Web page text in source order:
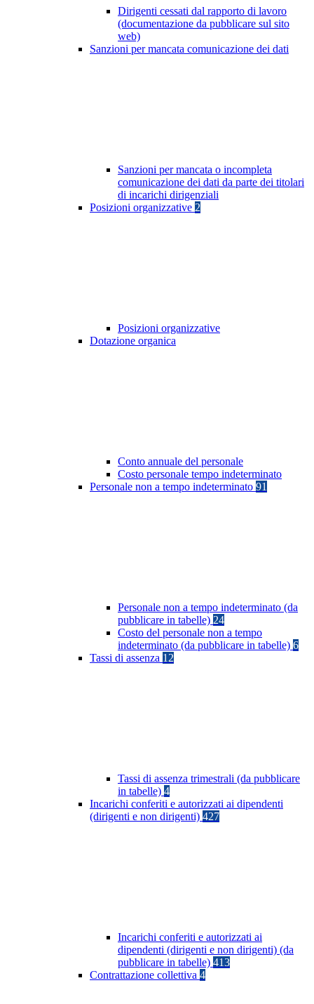
Dirigenti cessati dal rapporto di lavoro
(documentazione da pubblicare sul sito
web)
Sanzioni per mancata comunicazione dei dati
Sanzioni per mancata o incompleta
comunicazione dei dati da parte dei titolari
di incarichi dirigenziali
Posizioni organizzative 2
Posizioni organizzative
Dotazione organica
Conto annuale del personale
Costo personale tempo indeterminato
Personale non a tempo indeterminato 91
Personale non a tempo indeterminato (da
pubblicare in tabelle) 24
Costo del personale non a tempo
indeterminato (da pubblicare in tabelle) 6
Tassi di assenza 12
Tassi di assenza trimestrali (da pubblicare
in tabelle) 4
Incarichi conferiti e autorizzati ai dipendenti
(dirigenti e non dirigenti) 427
Incarichi conferiti e autorizzati ai
dipendenti (dirigenti e non dirigenti) (da
pubblicare in tabelle) 413
Contrattazione collettiva 4